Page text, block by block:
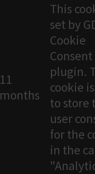
11
months
This
set by
Cookie
Consent
plugin.
cookie
to store
user
for the
in the